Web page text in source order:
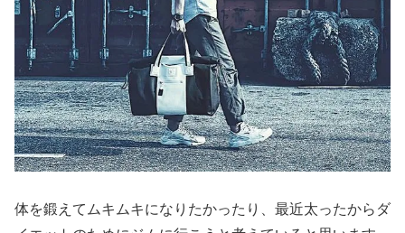
体を鍛えてムキムキになりたかったり、最近太ったからダ